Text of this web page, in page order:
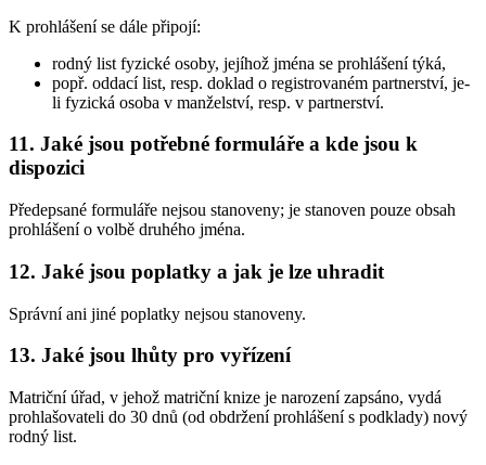
K prohlášení se dále připojí:
rodný list fyzické osoby, jejíhož jména se prohlášení týká,
popř. oddací list, resp. doklad o registrovaném partnerství, je-
li fyzická osoba v manželství, resp. v partnerství.
11. Jaké jsou potřebné formuláře a kde jsou k
dispozici
Předepsané formuláře nejsou stanoveny; je stanoven pouze obsah
prohlášení o volbě druhého jména.
12. Jaké jsou poplatky a jak je lze uhradit
Správní ani jiné poplatky nejsou stanoveny.
13. Jaké jsou lhůty pro vyřízení
Matriční úřad, v jehož matriční knize je narození zapsáno, vydá
prohlašovateli do 30 dnů (od obdržení prohlášení s podklady) nový
rodný list.